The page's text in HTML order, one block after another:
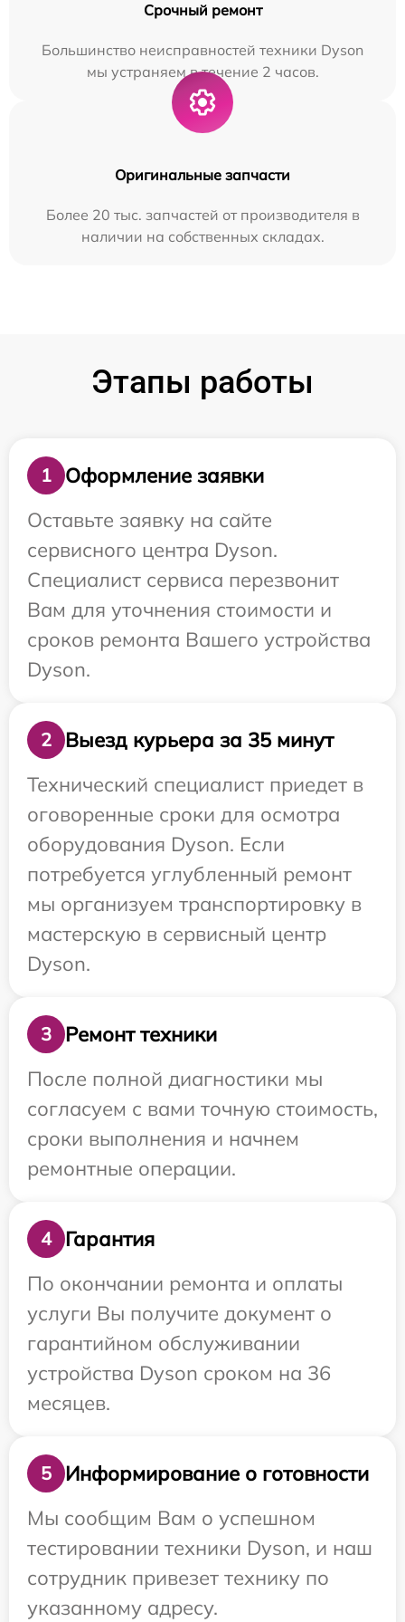
Срочный ремонт
Большинство неисправностей техники Dyson
мы устраняем в течение 2 часов.
Оригинальные запчасти
Более 20 тыс. запчастей от производителя в
наличии на собственных складах.
Этапы работы
1
Оформление заявки
Оставьте заявку на сайте
сервисного центра Dyson.
Специалист сервиса перезвонит
Вам для уточнения стоимости и
сроков ремонта Вашего устройства
Dyson.
2
Выезд курьера за 35 минут
Технический специалист приедет в
оговоренные сроки для осмотра
оборудования Dyson. Если
потребуется углубленный ремонт
мы организуем транспортировку в
мастерскую в сервисный центр
Dyson.
3
Ремонт техники
После полной диагностики мы
согласуем с вами точную стоимость,
сроки выполнения и начнем
ремонтные операции.
4
Гарантия
По окончании ремонта и оплаты
услуги Вы получите документ о
гарантийном обслуживании
устройства Dyson сроком на 36
месяцев.
5
Информирование о готовности
Мы сообщим Вам о успешном
тестировании техники Dyson, и наш
сотрудник привезет технику по
указанному адресу.